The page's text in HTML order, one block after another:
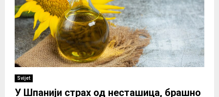
Svijet
У Шпанији страх од несташица, брашно